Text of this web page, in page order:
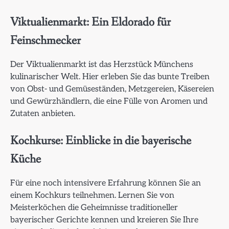
Viktualienmarkt: Ein Eldorado für
Feinschmecker
Der Viktualienmarkt ist das Herzstück Münchens
kulinarischer Welt. Hier erleben Sie das bunte Treiben
von Obst- und Gemüseständen, Metzgereien, Käsereien
und Gewürzhändlern, die eine Fülle von Aromen und
Zutaten anbieten.
Kochkurse: Einblicke in die bayerische
Küche
Für eine noch intensivere Erfahrung können Sie an
einem Kochkurs teilnehmen. Lernen Sie von
Meisterköchen die Geheimnisse traditioneller
bayerischer Gerichte kennen und kreieren Sie Ihre